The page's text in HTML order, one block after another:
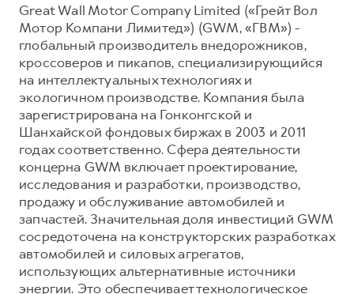
Great Wall Motor Company Limited («Грейт Вол
Мотор Компани Лимитед») (GWM, «ГВМ») -
глобальный производитель внедорожников,
кроссоверов и пикапов, специализирующийся
на интеллектуальных технологиях и
экологичном производстве. Компания была
зарегистрирована на Гонконгской и
Шанхайской фондовых биржах в 2003 и 2011
годах соответственно. Сфера деятельности
концерна GWM включает проектирование,
исследования и разработки, производство,
продажу и обслуживание автомобилей и
запчастей. Значительная доля инвестиций GWM
сосредоточена на конструкторских разработках
автомобилей и силовых агрегатов,
использующих альтернативные источники
энергии. Это обеспечивает технологическое